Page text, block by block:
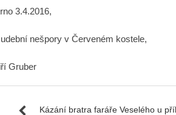
3.4.2016,
nešpory v Červeném kostele,
Gruber
Kázání bratra faráře Veselého u